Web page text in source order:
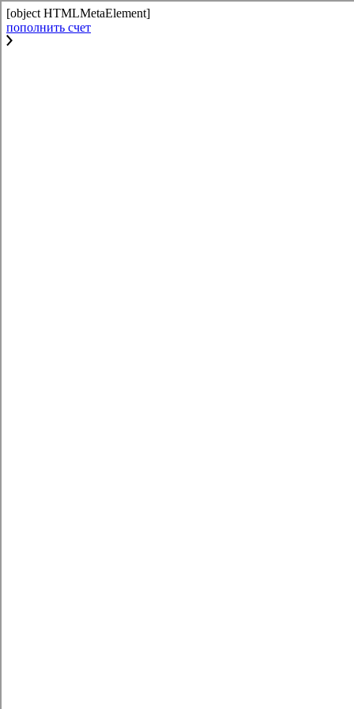
[object HTMLMetaElement]
пополнить счет